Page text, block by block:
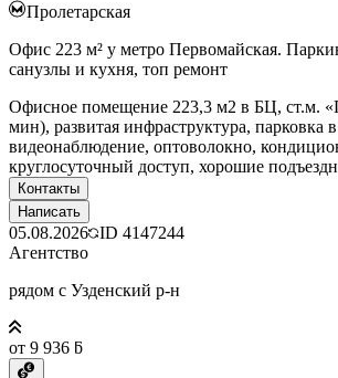
Пролетарская
Офис 223 м² у метро Первомайская.
санузлы и кухня, топ ремонт
Офисное помещение 223,3 м2 в БЦ, ст.м.
мин), развитая инфраструктура, парковка
видеонаблюдение, оптоволокно,
круглосуточный доступ, хорошие
Контакты
Написать
05.08.2026 ID 4147244
Агентство
рядом с Узденский р-н
от 9 936 ƃ